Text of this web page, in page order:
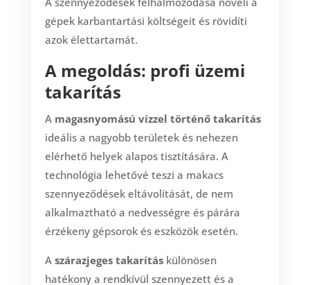
gépek karbantartási költségeit és rövidíti
azok élettartamát.
A megoldás: profi üzemi
takarítás
A magasnyomású vízzel történő takarítás
ideális a nagyobb területek és nehezen
elérhető helyek alapos tisztítására. A
technológia lehetővé teszi a makacs
szennyeződések eltávolítását, de nem
alkalmaztható a nedvességre és párára
érzékeny gépsorok és eszközök esetén.
A szárazjeges takarításkülönösen
hatékony a rendkívül szennyezett és a